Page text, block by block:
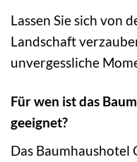
Lassen Sie sich von
Landschaft
unvergessliche
Für wen ist das
geeignet?
Das Baumhaushotel